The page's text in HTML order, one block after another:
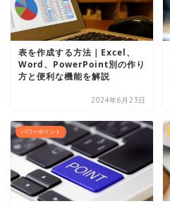
表を作成する方法｜Excel、
Word、PowerPoint別の作り
方と便利な機能を解説
2024年6月23日
パワーポイント